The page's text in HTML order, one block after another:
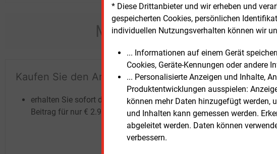
* Diese Drittanbieter und wir erheben und
gespeicherten Cookies, persönlichen
individuellen Nutzungsverhalten können wir
... Informationen auf einem Gerät
Cookies, Geräte-Kennungen oder andere
... Personalisierte Anzeigen und Inhalte,
Produktentwicklungen ausspielen:
können mehr Daten hinzugefügt werden,
und Inhalten kann gemessen werden.
abgeleitet werden. Daten können
verbessern.
Möchten Sie diese und
Kaufen Sie den Artikel
erhalten Sie sofort diesen redaktionellen
Beitrag für nur € 2.98
Testen Sie
und
Zwei
Zugang auf